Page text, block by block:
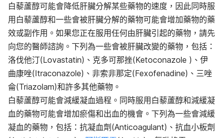
白藜蘆醇可能會降低肝臟分解某些藥物的速度，因此同時服
用白藜蘆醇和一些會被肝臟分解的藥物可能會增加藥物的藥
效或副作用。如果您正在服用任何由肝臟引起的藥物，請先
向您的醫師諮詢。下列為一些會被肝臟改變的藥物，包括：
洛伐他汀(Lovastatin)、克多可那挫(Ketoconazole )、伊
曲康唑(Itraconazole)、非索非那定(Fexofenadine)、三唑
侖(Triazolam)和許多其他藥物。
白藜蘆醇可能會減緩凝血過程。同時服用白藜蘆醇和減緩凝
血的藥物可能會增加瘀傷和出血的機會。下列為一些會減緩
凝血的藥物，包括：抗凝血劑(Anticoagulant)、抗血小板劑